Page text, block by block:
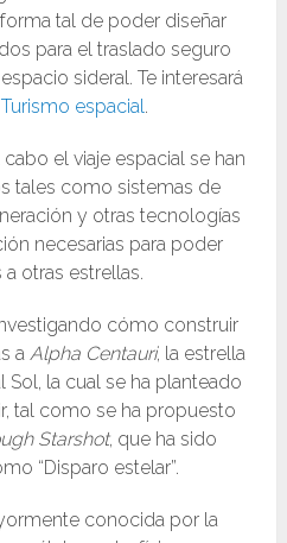
tal de poder diseñar
para el traslado seguro
sideral. Te interesará
Turismo espacial.
el viaje espacial se han
tales como sistemas de
y otras tecnologías
necesarias para poder
otras estrellas.
cómo construir
aAlpha Centauri, la estrella
Sol, la cual se ha planteado
tal como se ha propuesto
Starshot, que ha sido
“Disparo estelar”.
conocida por la